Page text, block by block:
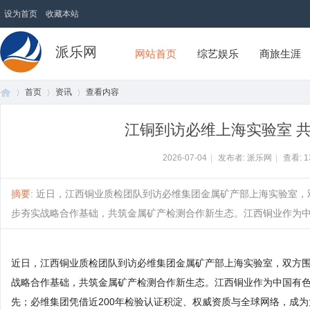
设为首页 收藏本站
派乐网 网站首页 综艺娱乐 商旅生涯
首页 资讯 查看内容
江铜到访必维上海实验室
2026-07-04 发布者: 派乐网 查看:
摘要: 近日，江西铜业质检团队到访必维集团金属矿产部上海实验室
步夯实战略合作基础，共筑金属矿产检测合作新生态。江西铜业作为
近日，江西铜业质检团队到访必维集团金属矿产部上海实验室，双方
战略合作基础，共筑金属矿产检测合作新生态。江西铜业作为中国有
先；必维集团凭借近200年检验认证积淀、权威资质与全球网络，成